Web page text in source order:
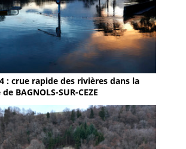
: crue rapide des rivières dans la
BAGNOLS-SUR-CEZE